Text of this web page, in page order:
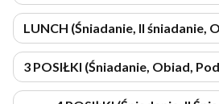
LUNCH (Śniadanie, II śniadanie,
3 POSIŁKI (Śniadanie, Obiad,